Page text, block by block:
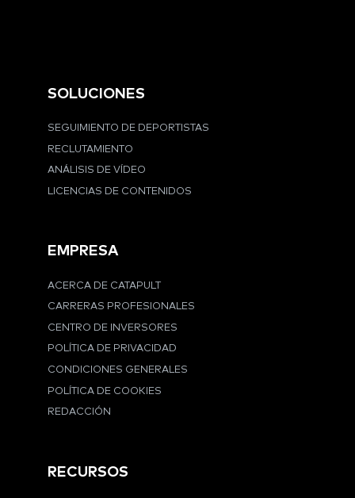
SOLUCIONES
SEGUIMIENTO DE DEPORTISTAS
RECLUTAMIENTO
ANÁLISIS DE VÍDEO
LICENCIAS DE CONTENIDOS
EMPRESA
ACERCA DE CATAPULT
CARRERAS PROFESIONALES
CENTRO DE INVERSORES
POLÍTICA DE PRIVACIDAD
CONDICIONES GENERALES
POLÍTICA DE COOKIES
REDACCIÓN
RECURSOS